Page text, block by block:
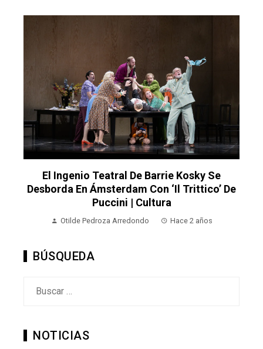
El Ingenio Teatral De Barrie Kosky Se
Desborda En Ámsterdam Con ‘Il Trittico’ De
Puccini | Cultura
Otilde Pedroza Arredondo Hace 2 años
BÚSQUEDA
NOTICIAS